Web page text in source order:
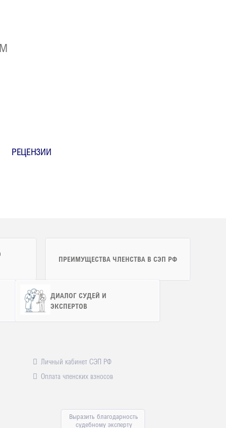
РЕЦЕНЗИИ
ПРЕИМУЩЕСТВА ЧЛЕНСТВА В СЭП РФ
ДИАЛОГ СУДЕЙ И
ЭКСПЕРТОВ
Личный кабинет СЭП РФ
Оплата членских взносов
Выразить благодарность
судебному эксперту